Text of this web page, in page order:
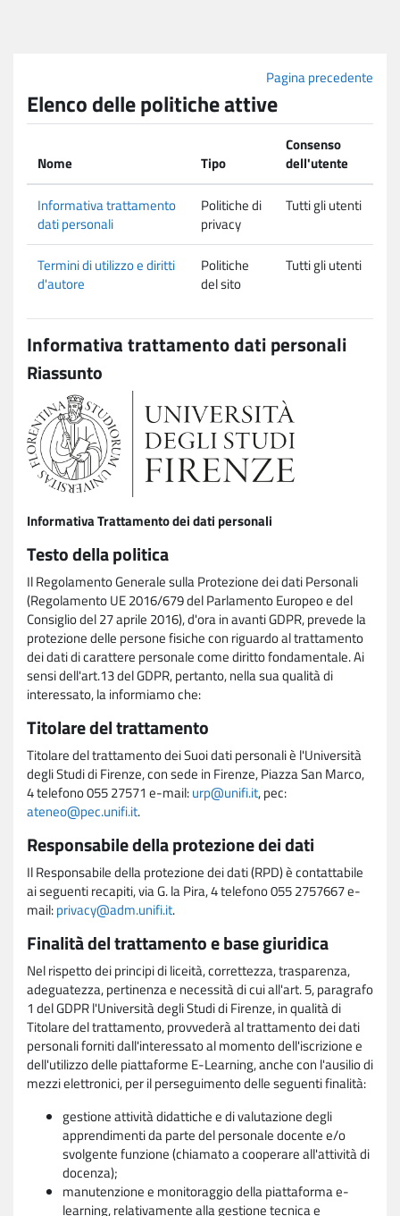
Pagina precedente
Elenco delle politiche attive
Nome Tipo
Consenso
dell'utente
Informativa trattamento
dati personali
Politiche di
privacy
Tutti gli utenti
Termini di utilizzo e diritti
d'autore
Politiche
del sito
Tutti gli utenti
Informativa trattamento dati personali
Riassunto
Informativa Trattamento dei dati personali
Testo della politica
Il Regolamento Generale sulla Protezione dei dati Personali
(Regolamento UE 2016/679 del Parlamento Europeo e del
Consiglio del 27 aprile 2016), d'ora in avanti GDPR, prevede la
protezione delle persone fisiche con riguardo al trattamento
dei dati di carattere personale come diritto fondamentale. Ai
sensi dell'art.13 del GDPR, pertanto, nella sua qualità di
interessato, la informiamo che:
Titolare del trattamento
Titolare del trattamento dei Suoi dati personali è l'Università
degli Studi di Firenze, con sede in Firenze, Piazza San Marco,
4 telefono 055 27571 e-mail:urp@unifi.it, pec:
ateneo@pec.unifi.it.
Responsabile della protezione dei dati
Il Responsabile della protezione dei dati (RPD) è contattabile
ai seguenti recapiti, via G. la Pira, 4 telefono 055 2757667 e-
mail:privacy@adm.unifi.it.
Finalità del trattamento e base giuridica
Nel rispetto dei principi di liceità, correttezza, trasparenza,
adeguatezza, pertinenza e necessità di cui all'art. 5, paragrafo
1 del GDPR l'Università degli Studi di Firenze, in qualità di
Titolare del trattamento, provvederà al trattamento dei dati
personali forniti dall'interessato al momento dell'iscrizione e
dell'utilizzo delle piattaforme E-Learning, anche con l'ausilio di
mezzi elettronici, per il perseguimento delle seguenti finalità:
gestione attività didattiche e di valutazione degli
apprendimenti da parte del personale docente e/o
svolgente funzione (chiamato a cooperare all'attività di
docenza);
manutenzione e monitoraggio della piattaforma e-
learning, relativamente alla gestione tecnica e